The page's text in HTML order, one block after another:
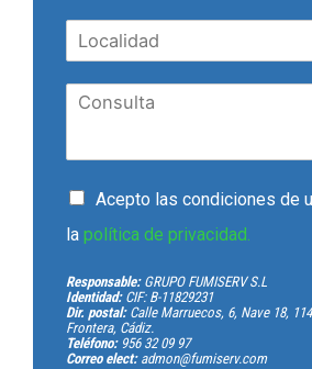
Acepto las condiciones de
la política de privacidad.
Responsable:GRUPO FUMISERV S.L
Identidad:CIF: B-11829231
Dir. postal:Calle Marruecos, 6, Nave 18,
Frontera, Cádiz.
Teléfono:956 32 09 97
Correo elect:admon@fumiserv.com